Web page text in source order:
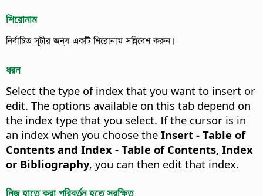
শিরোনাম
নির্বাচিত সূচীর জন্য একটি শিরোনাম সন্নিবেশ করুন।
ধরন
Select the type of index that you want to insert or
edit. The options available on this tab depend on
the index type that you select. If the cursor is in
an index when you choose the Insert - Table of
Contents and Index - Table of Contents, Index
or Bibliography, you can then edit that index.
নিজ হাতে করা পরিবর্তন হতে সুরক্ষিত